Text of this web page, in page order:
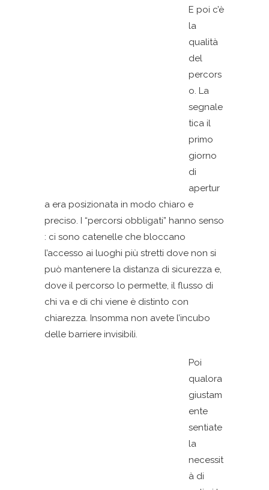
E poi c’è
la
qualità
del
percors
o. La
segnale
tica il
primo
giorno
di
apertur
a era posizionata in modo chiaro e
preciso. I “percorsi obbligati” hanno senso
: ci sono catenelle che bloccano
l’accesso ai luoghi più stretti dove non si
può mantenere la distanza di sicurezza e,
dove il percorso lo permette, il flusso di
chi va e di chi viene è distinto con
chiarezza. Insomma non avete l’incubo
delle barriere invisibili.
Poi
qualora
giustam
ente
sentiate
la
necessit
à di